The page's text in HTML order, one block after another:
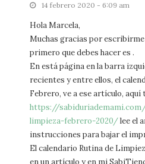
14 febrero 2020 - 6:09 am
Hola Marcela,
Muchas gracias por
primero que debes hacer es .
En está página en la barra
recientes y entre ellos, el
Febrero, ve a ese artículo, aquí
https://
limpieza-febrero-2020/lee el
instrucciones para bajar el
El calendario Rutina de
en un artículo y en mi